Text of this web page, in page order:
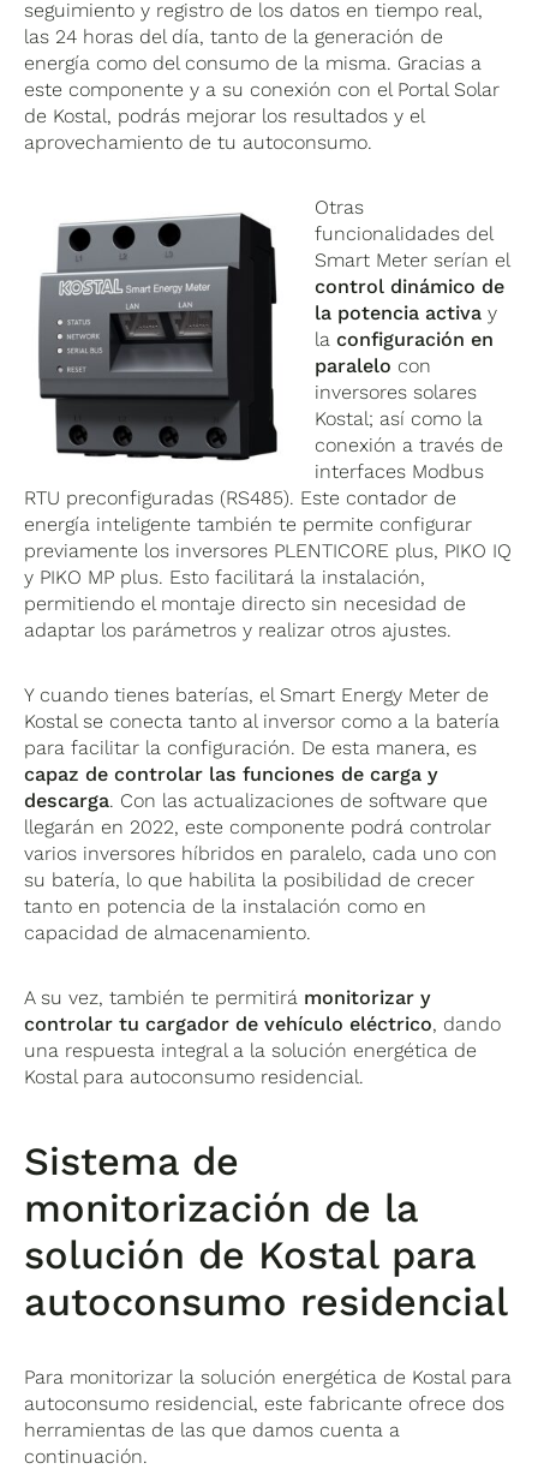
seguimiento y registro de los datos en tiempo real,
las 24 horas del día, tanto de la generación de
energía como del consumo de la misma. Gracias a
este componente y a su conexión con el Portal Solar
de Kostal, podrás mejorar los resultados y el
aprovechamiento de tu autoconsumo.
Otras
funcionalidades del
Smart Meter serían el
control dinámico de
la potencia activay
la configuración en
paralelo con
inversores solares
Kostal; así como la
conexión a través de
interfaces Modbus
RTU preconfiguradas (RS485). Este contador de
energía inteligente también te permite configurar
previamente los inversores PLENTICORE plus, PIKO IQ
y PIKO MP plus. Esto facilitará la instalación,
permitiendo el montaje directo sin necesidad de
adaptar los parámetros y realizar otros ajustes.
Y cuando tienes baterías, el Smart Energy Meter de
Kostal se conecta tanto al inversor como a la batería
para facilitar la configuración. De esta manera, es
capaz de controlar las funciones de carga y
descarga. Con las actualizaciones de software que
llegarán en 2022, este componente podrá controlar
varios inversores híbridos en paralelo, cada uno con
su batería, lo que habilita la posibilidad de crecer
tanto en potencia de la instalación como en
capacidad de almacenamiento.
A su vez, también te permitirá monitorizar y
controlar tu cargador de vehículo eléctrico, dando
una respuesta integral a la solución energética de
Kostal para autoconsumo residencial.
Sistema de
monitorización de la
solución de Kostal para
autoconsumo residencial
Para monitorizar la solución energética de Kostal para
autoconsumo residencial, este fabricante ofrece dos
herramientas de las que damos cuenta a
continuación.